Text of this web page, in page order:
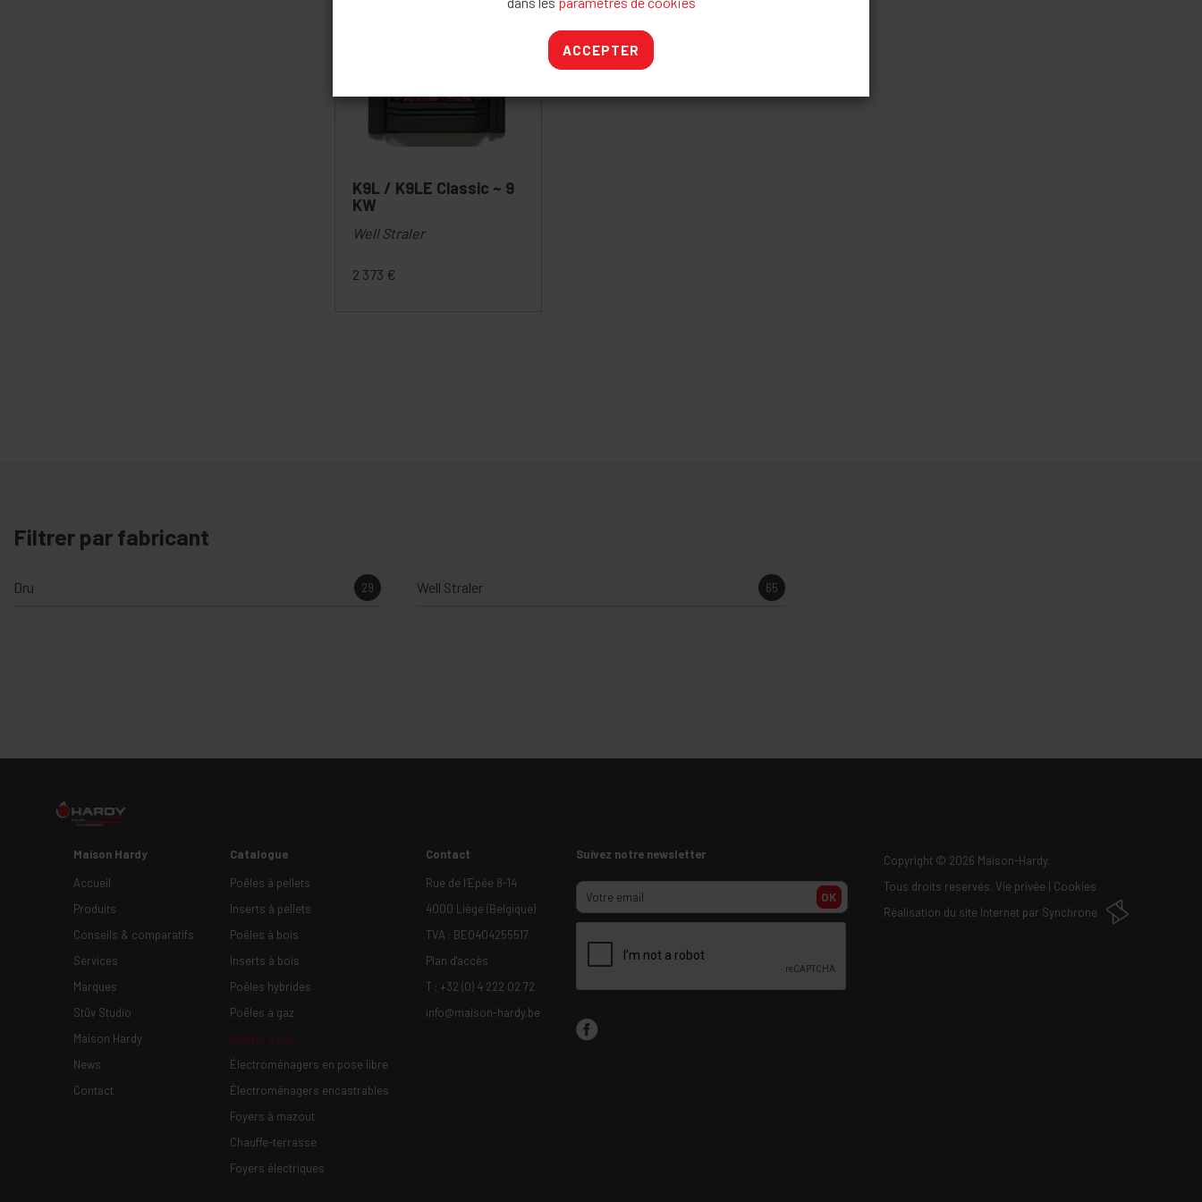
K9L / K9LE Classic ~ 9
KW
Well Straler
2 373 €
Filtrer par fabricant
Dru 29 Well Straler 65
Maison Hardy
Accueil
Produits
Conseils & comparatifs
Services
Marques
Stûv Studio
Maison Hardy
News
Contact
Catalogue
Poêles à pellets
Inserts à pellets
Poêles à bois
Inserts à bois
Poêles hybrides
Poêles à gaz
Inserts à gaz
Électroménagers en pose libre
Électroménagers encastrables
Foyers à mazout
Chauffe-terrasse
Foyers électriques
Contact
Rue de l’Epée 8-14
4000 Liège (Belgique)
TVA : BE0404255517
Plan d'accès
T : +32 (0) 4 222 02 72
info@maison-hardy.be
Suivez notre newsletter
OK
Copyright © 2026 Maison-Hardy.
Tous droits reservés. Vie privée | Cookies
Réalisation du site Internet par Synchrone
ACCEPTER